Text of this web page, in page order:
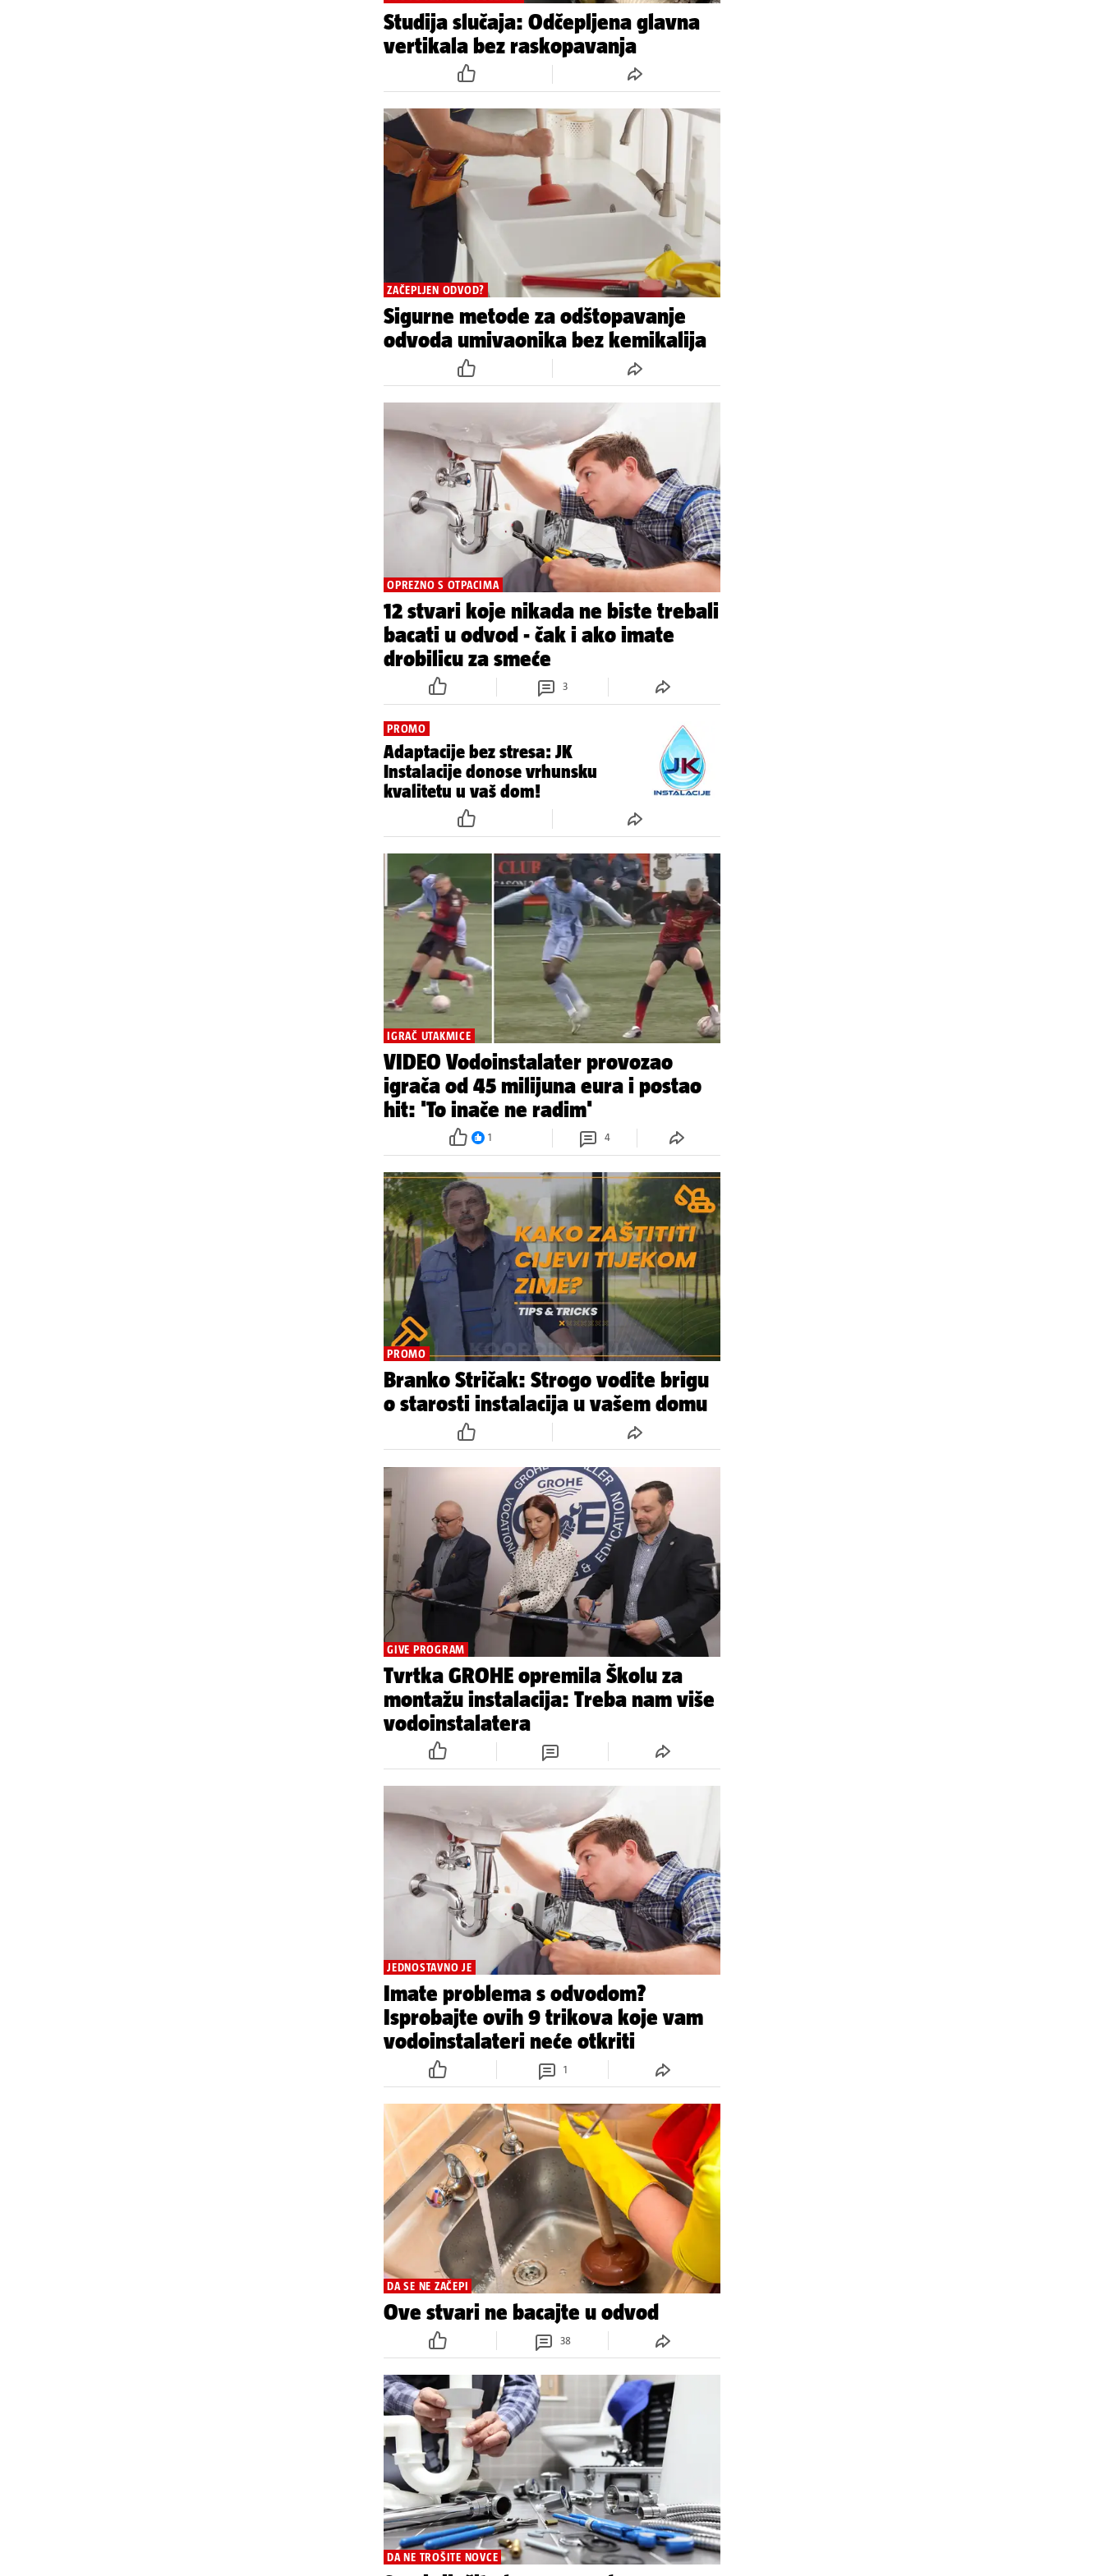
Studija slučaja: Odčepljena glavna
vertikala bez raskopavanja
ZAČEPLJEN ODVOD?
Sigurne metode za odštopavanje
odvoda umivaonika bez kemikalija
OPREZNO S OTPACIMA
12 stvari koje nikada ne biste trebali
bacati u odvod - čak i ako imate
drobilicu za smeće
3
PROMO
Adaptacije bez stresa: JK
Instalacije donose vrhunsku
kvalitetu u vaš dom!
IGRAČ UTAKMICE
VIDEO Vodoinstalater provozao
igrača od 45 milijuna eura i postao
hit: 'To inače ne radim'
1 4
PROMO
Branko Stričak: Strogo vodite brigu
o starosti instalacija u vašem domu
GIVE PROGRAM
Tvrtka GROHE opremila Školu za
montažu instalacija: Treba nam više
vodoinstalatera
JEDNOSTAVNO JE
Imate problema s odvodom?
Isprobajte ovih 9 trikova koje vam
vodoinstalateri neće otkriti
1
DA SE NE ZAČEPI
Ove stvari ne bacajte u odvod
38
DA NE TROŠITE NOVCE